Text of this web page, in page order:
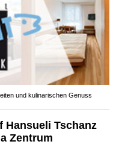
und kulinarischen Genuss
Hansueli Tschanz
Zentrum